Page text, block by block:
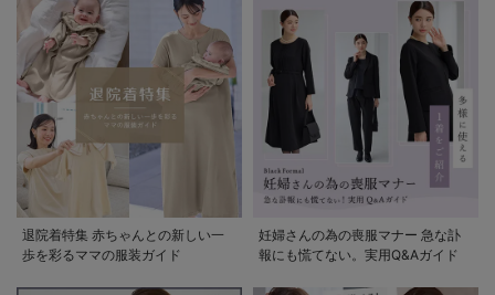
退院着特集 赤ちゃんとの新しい一
歩を彩るママの服装ガイド
妊婦さんの為の喪服マナー 急な訃
報にも慌てない。実用Q&Aガイド